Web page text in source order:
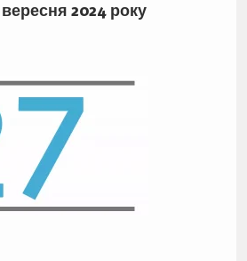
2024 року